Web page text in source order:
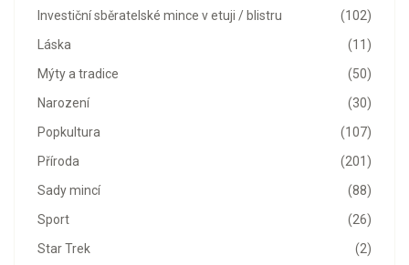
(102)
Investiční sběratelské mince v etuji / blistru
(11)
Láska
(50)
Mýty a tradice
(30)
Narození
(107)
Popkultura
(201)
Příroda
(88)
Sady mincí
(26)
Sport
(2)
Star Trek